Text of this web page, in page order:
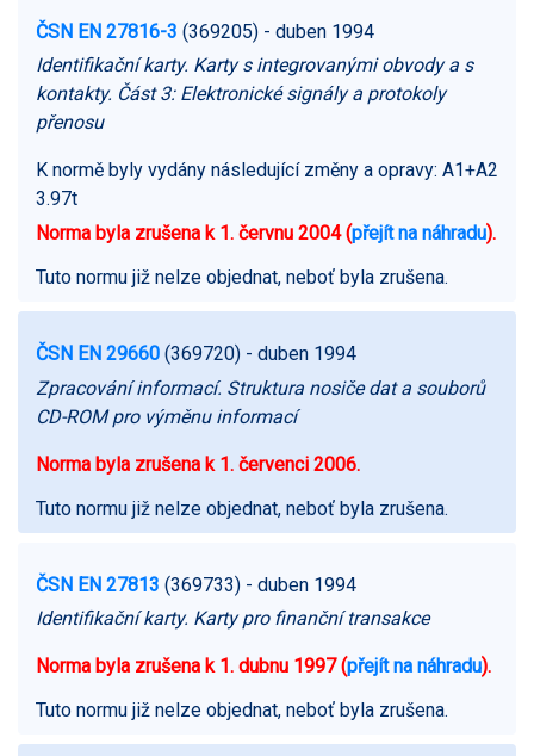
ČSN EN 27816-3 (369205) - duben 1994
Identifikační karty. Karty s integrovanými obvody a s
kontakty. Část 3: Elektronické signály a protokoly
přenosu
K normě byly vydány následující změny a opravy: A1+A2
3.97t
Norma byla zrušena k 1. červnu 2004 (přejít na náhradu).
Tuto normu již nelze objednat, neboť byla zrušena.
ČSN EN 29660 (369720) - duben 1994
Zpracování informací. Struktura nosiče dat a souborů
CD-ROM pro výměnu informací
Norma byla zrušena k 1. červenci 2006.
Tuto normu již nelze objednat, neboť byla zrušena.
ČSN EN 27813 (369733) - duben 1994
Identifikační karty. Karty pro finanční transakce
Norma byla zrušena k 1. dubnu 1997 (přejít na náhradu).
Tuto normu již nelze objednat, neboť byla zrušena.